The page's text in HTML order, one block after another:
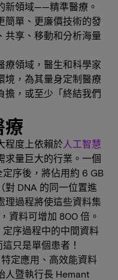
新領域——精準醫療。
簡單、更廉價技術的發
共享、移動和分析海量
療領域，醫生和科學家
境，為其量身定制醫療
擔，或至少「終結我們
療
程度上依賴於人工智慧
求量巨大的行業。一個
序後，將佔用約 6 GB
對 DNA 的同一位置進
理過程將使這些資料集
資料可增加 800 倍。
序過程中的中間資料
只是單個患者！
定應用、高效能資料
人暨執行長 Hemant